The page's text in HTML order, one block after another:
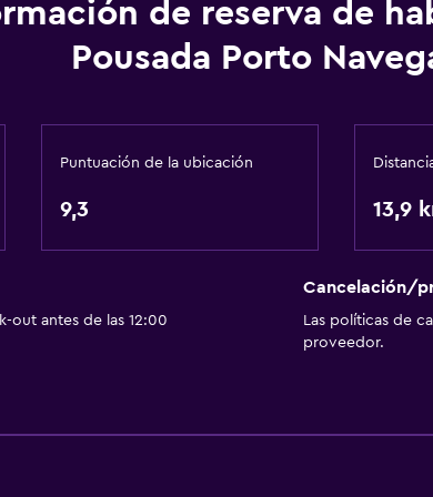
Recepción 24
Cámaras CCTV
Limpieza diaria
Traslado al
Comedor
de reserva de
Pousada Porto
Puntuación de la ubicación
9,3 13,9
out antes de las 12:00
Cancelación/
Las políticas de
proveedor.